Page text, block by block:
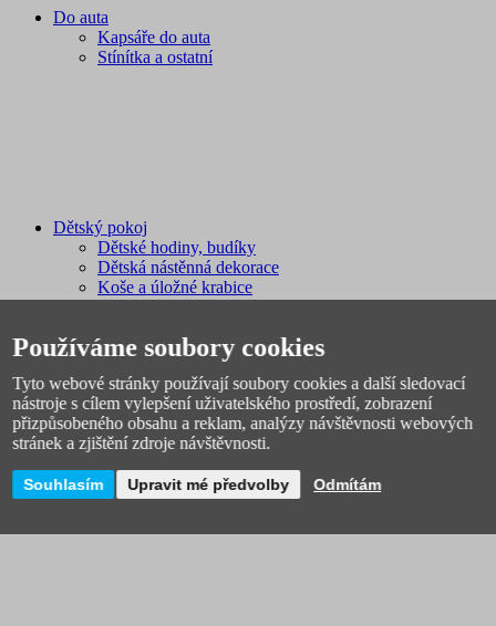
Do auta
Kapsáře do auta
Stínítka a ostatní
Dětský pokoj
Dětské hodiny, budíky
Dětská nástěnná dekorace
Koše a úložné krabice
Osvětlení
Povlečení a polštáře
Dětské prostírání
Magnetické tabule
Knihy a učební pomůcky
Používáme soubory cookies
Tyto webové stránky používají soubory cookies a další sledovací
nástroje s cílem vylepšení uživatelského prostředí, zobrazení
přizpůsobeného obsahu a reklam, analýzy návštěvnosti webových
stránek a zjištění zdroje návštěvnosti.
Souhlasím Upravit mé předvolby Odmítám